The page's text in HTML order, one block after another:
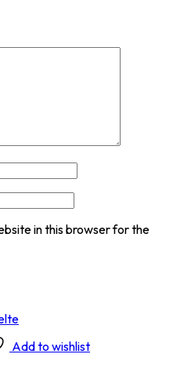
in this browser for the
Add to wishlist